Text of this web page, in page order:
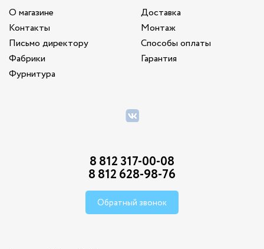
О магазине
Контакты
Письмо директору
Фабрики
Фурнитура
Доставка
Монтаж
Способы оплаты
Гарантия
8 812 317-00-08
8 812 628-98-76
Обратный звонок